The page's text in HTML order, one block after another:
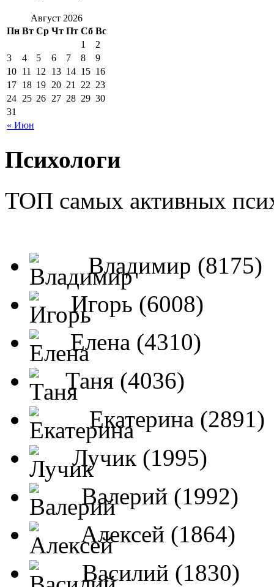
Август 2026
Пн Вт Ср Чт Пт Сб Вс
« Июн
1
2
3
4 5 6 7 8
9
10 11 12 13 14 15 16
17 18 19 20 21 22 23
24 25 26 27 28 29 30
31
Психологи
ТОП самых активных
Владимир (8175)
Игорь (6008)
Елена (4310)
Таня (4036)
Екатерина (2891)
Лучик (1995)
Валерий (1992)
Алексей (1864)
Василий (1830)